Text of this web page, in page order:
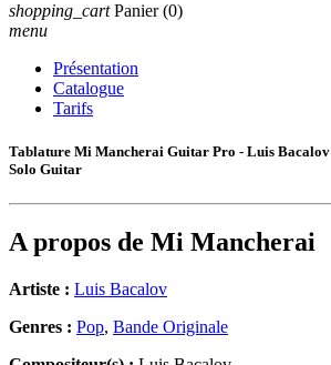
shopping_cart Panier (0)
menu
Présentation
Catalogue
Tarifs
Tablature Mi Mancherai Guitar Pro - Luis Bacalov
Solo Guitar
A propos de Mi Mancherai
Artiste : Luis Bacalov
Genres : Pop, Bande Originale